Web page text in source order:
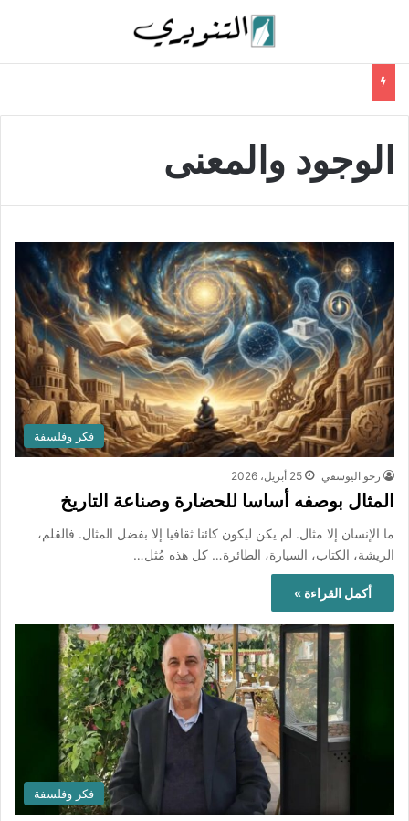
الوجود والمعنى
فكر وفلسفة
رحو اليوسفي 25 أبريل، 2026
المثال بوصفه أساسا للحضارة وصناعة التاريخ
ما الإنسان إلا مثال. لم يكن ليكون كائنا ثقافيا إلا بفضل المثال. فالقلم،
الريشة، الكتاب، السيارة، الطائرة… كل هذه مُثل…
أكمل القراءة »
فكر وفلسفة